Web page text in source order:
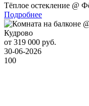
Тёплое остекление @
Подробнее
Кудрово
от 319 000 руб.
30-06-2026
100